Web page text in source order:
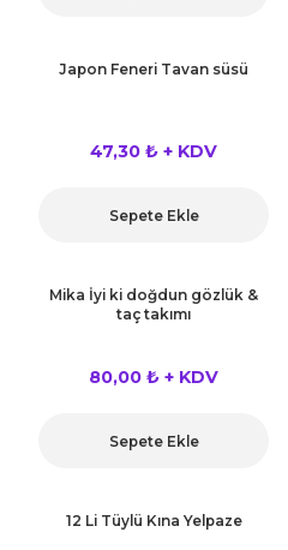
Japon Feneri Tavan süsü
47,30 ₺ + KDV
Sepete Ekle
Mika İyi ki doğdun gözlük &
taç takımı
80,00 ₺ + KDV
Sepete Ekle
12 Li Tüylü Kına Yelpaze